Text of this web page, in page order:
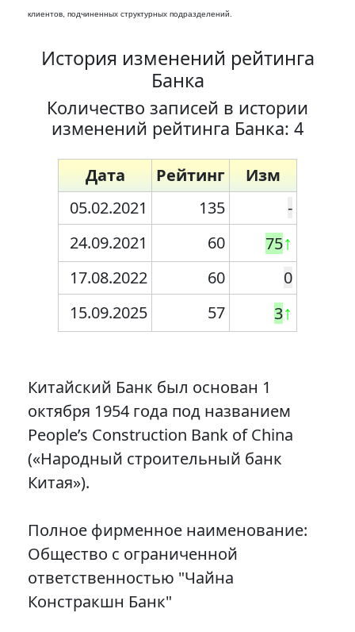
клиентов, подчиненных структурных подразделений.
История изменений рейтинга
Банка
Количество записей в истории
изменений рейтинга Банка: 4
Дата Рейтинг
Изм
05.02.2021
135
-
24.09.2021
60 75↑
17.08.2022
60
0
15.09.2025
57 3↑
Китайский Банк был основан 1
октября 1954 года под названием
People’s Construction Bank of China
(«Народный строительный банк
Китая»).
Полное фирменное наименование:
Общество с ограниченной
ответственностью "Чайна
Констракшн Банк"